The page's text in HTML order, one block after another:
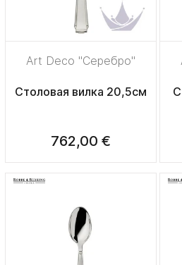
Art Deco "Серебро"
Столовая вилка 20,5см
762,00 €